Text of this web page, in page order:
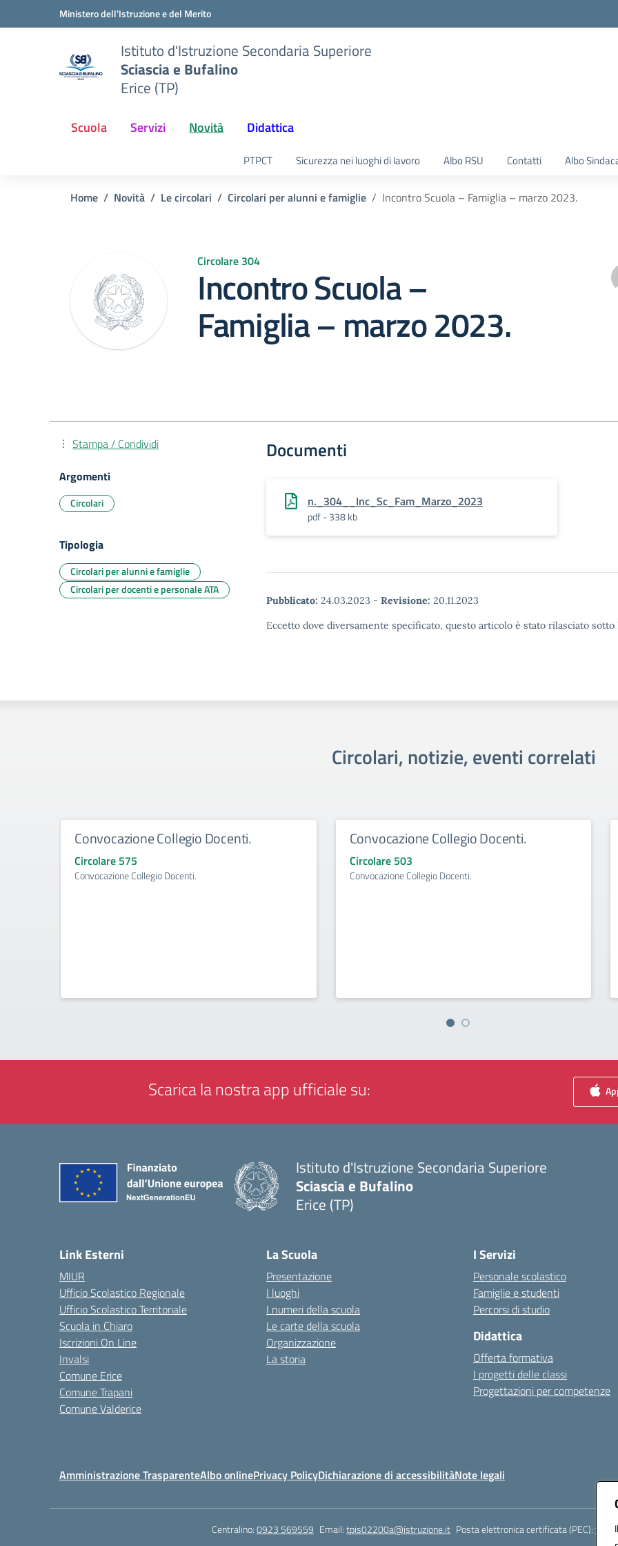
Vai ai contenuti
Vai al menu di navigazioneMinistero dell'Istruzione e del Merito
Istituto d'Istruzione Secondaria Superiore
Sciascia e Bufalino
Erice (TP)
Scuola Servizi Novità Didattica
PTPCT Sicurezza nei luoghi di lavoro Albo RSU Contatti Albo
Home Novità Le circolari Circolari per alunni e famiglie Incontro Scuola – Famiglia – marzo 2023.
Circolare 304
Incontro Scuola –
Famiglia – marzo 2023.
Documenti
n._304__Inc_Sc_Fam_Marzo_2023
pdf - 338 kb
Pubblicato: 24.03.2023 - Revisione: 20.11.2023
Eccetto dove diversamente specificato, questo articolo è stato rilasciato
Stampa / Condividi
Argomenti
Circolari
Tipologia
Circolari per alunni e famiglie
Circolari per docenti e personale ATA
Circolari, notizie, eventi correlati
Convocazione Collegio Docenti.
Circolare 575
Convocazione Collegio Docenti.
Convocazione Collegio Docenti.
Circolare 503
Convocazione Collegio Docenti.
Scarica la nostra app ufficiale su:
Istituto d'Istruzione Secondaria Superiore
Sciascia e Bufalino
Erice (TP)
Link Esterni
MIUR
Ufficio Scolastico Regionale
Ufficio Scolastico Territoriale
Scuola in Chiaro
Iscrizioni On Line
Invalsi
Comune Erice
Comune Trapani
Comune Valderice
La Scuola
Presentazione
I luoghi
I numeri della scuola
Le carte della scuola
Organizzazione
La storia
I Servizi
Personale scolastico
Famiglie e studenti
Percorsi di studio
Didattica
Offerta formativa
I progetti delle classi
Progettazioni per competenze
Amministrazione TrasparenteAlbo onlinePrivacy PolicyDichiarazione di accessibilitàNote legali
Centralino:0923 569559 Email:tpis02200a@istruzione.it Posta elettronica certificata (PEC):